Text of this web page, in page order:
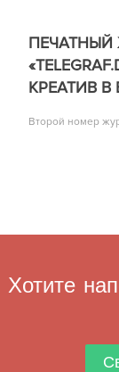
КРЕАТИВ В
Второй номер
Хотите